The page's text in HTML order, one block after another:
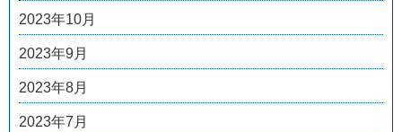
2023年10月
2023年9月
2023年8月
2023年7月